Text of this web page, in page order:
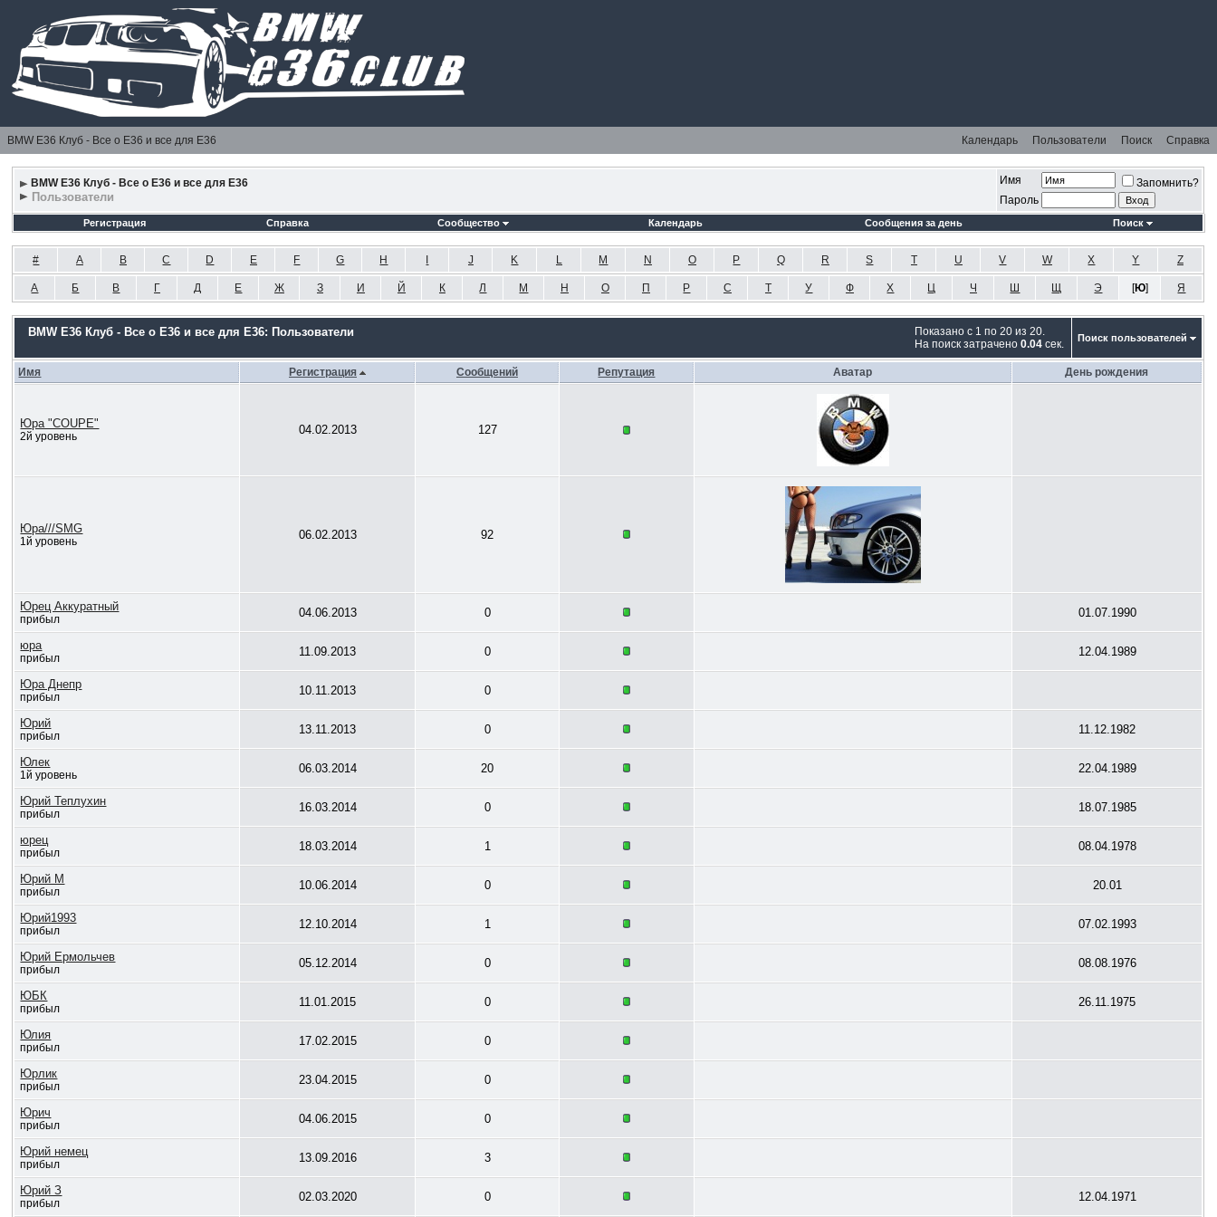
BMW E36 Клуб - Все о Е36 и все для Е36 Календарь Пользователи Поиск Справка
BMW E36 Клуб - Все о Е36 и все для Е36
Пользователи
Имя
Запомнить?
Пароль
Регистрация Справка Сообщество Календарь Сообщения за день Поиск
# A B C D E F G H J K L M N O P Q R S T U V W X Y Z
А Б В Г Д Е Ж З И Й К Л М Н О П Р С Т У Ф Х Ц Ч Ш Щ Э [Ю] Я
Показано с 1 по 20 из 20.
На поиск затрачено0.04 сек.
BMW E36 Клуб - Все о Е36 и все для Е36: Пользователи Поиск пользователей
Имя Регистрация Сообщений Репутация Аватар День рождения
Юра "COUPE"
2й уровень 04.02.2013 127
Юра///SMG
1й уровень 06.02.2013 92
Юрец Аккуратный
прибыл 04.06.2013 0 01.07.1990
юра
прибыл 11.09.2013 0 12.04.1989
Юра Днепр
прибыл 10.11.2013 0
Юрий
прибыл 13.11.2013 0 11.12.1982
Юлек
1й уровень 06.03.2014 20 22.04.1989
Юрий Теплухин
прибыл 16.03.2014 0 18.07.1985
юрец
прибыл 18.03.2014 1 08.04.1978
Юрий М
прибыл 10.06.2014 0 20.01
Юрий1993
прибыл 12.10.2014 1 07.02.1993
Юрий Ермольчев
прибыл 05.12.2014 0 08.08.1976
ЮБК
прибыл 11.01.2015 0 26.11.1975
Юлия
прибыл 17.02.2015 0
Юрлик
прибыл 23.04.2015 0
Юрич
прибыл 04.06.2015 0
Юрий немец
прибыл 13.09.2016 3
Юрий З
прибыл 02.03.2020 0 12.04.1971